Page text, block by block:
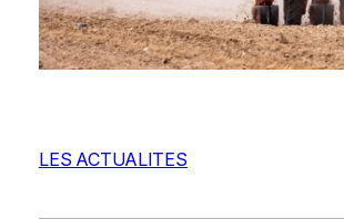
LES ACTUALITES